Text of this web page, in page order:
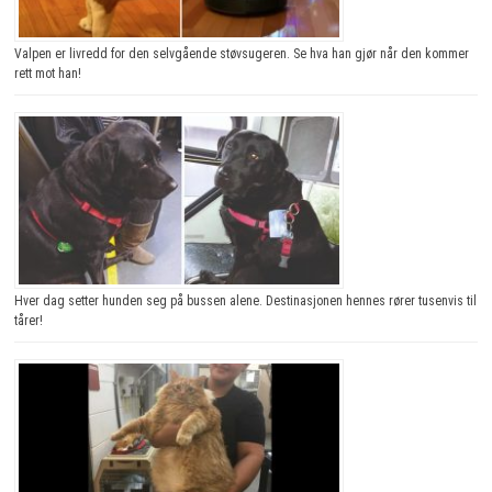
Valpen er livredd for den selvgående støvsugeren. Se hva han gjør når den kommer
rett mot han!
Hver dag setter hunden seg på bussen alene. Destinasjonen hennes rører tusenvis til
tårer!